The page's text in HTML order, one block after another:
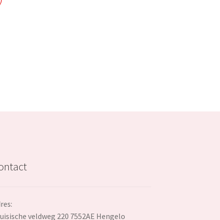
veldweg 220 7552AE Hengelo